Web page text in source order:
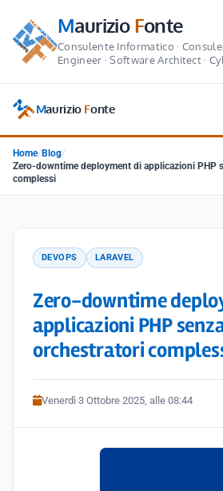
MaurizioFonte
Consulente Informatico ·
Engineer · Software Architect ·
Maurizio Fonte
Home/ Blog/
Zero-downtime deployment di applicazioni PHP
complessi
DEVOPS LARAVEL
Zero-downtime
applicazioni PHP
orchestratori
Venerdì 3 Ottobre 2025, alle 08:44